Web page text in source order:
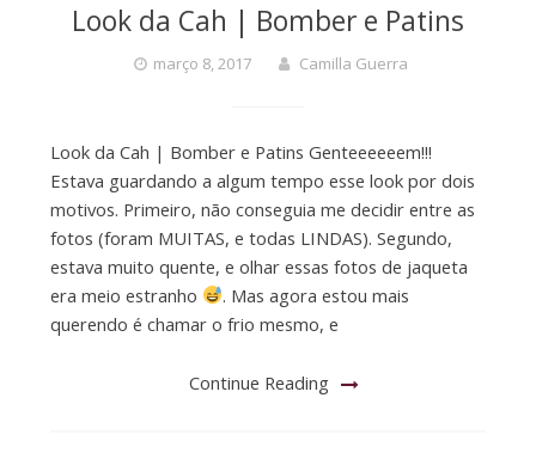
Look da Cah | Bomber e Patins
março 8, 2017 Camilla Guerra
Look da Cah | Bomber e Patins Genteeeeeem!!!
Estava guardando a algum tempo esse look por dois
motivos. Primeiro, não conseguia me decidir entre as
fotos (foram MUITAS, e todas LINDAS). Segundo,
estava muito quente, e olhar essas fotos de jaqueta
era meio estranho
. Mas agora estou mais
querendo é chamar o frio mesmo, e
Continue Reading